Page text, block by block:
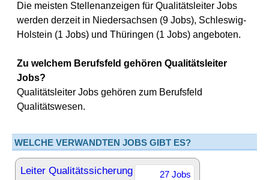
Die meisten Stellenanzeigen für Qualitätsleiter Jobs
werden derzeit in Niedersachsen (9 Jobs), Schleswig-
Holstein (1 Jobs) und Thüringen (1 Jobs) angeboten.
Zu welchem Berufsfeld gehören Qualitätsleiter
Jobs?
Qualitätsleiter Jobs gehören zum Berufsfeld
Qualitätswesen.
WELCHE VERWANDTEN JOBS GIBT ES?
Leiter Qualitätssicherung 27 Jobs